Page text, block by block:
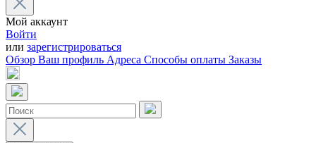
Мой аккаунт
Войти
или зарегистрироваться
Обзор Ваш профиль Адреса Способы оплаты Заказы